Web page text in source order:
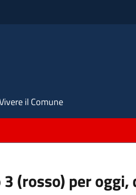
il Comune
(rosso) per